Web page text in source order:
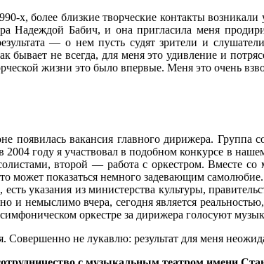
х, более близкие творческие контакты
Надеждой Бабич, и она пригласила меня
— о нем пусть судят зрители и
бывает не всегда, для меня это удивление и
жизни это было впервые. Меня это очень
вакансия главного дирижера. Группа
2004 году я участвовал в подобном конкурсе в
второй — работа с оркестром. Вместе
показаться немного задевающим
указания из министерства культуры,
и немыслимо вчера, сегодня является
оркестре за дирижера голосуют
Совершенно не лукавлю: результат для меня